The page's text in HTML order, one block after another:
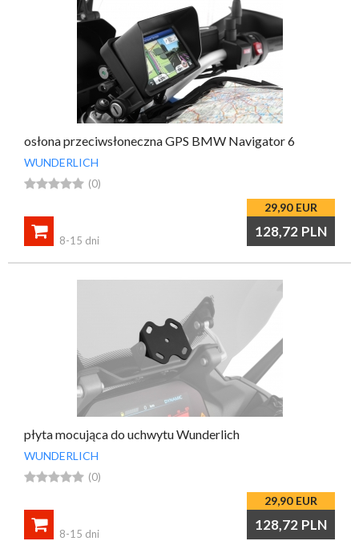
osłona przeciwsłoneczna GPS BMW Navigator 6
WUNDERLICH
 (0)
29,90 EUR
128,72 PLN

8-15 dni
płyta mocująca do uchwytu Wunderlich
WUNDERLICH
 (0)
29,90 EUR
128,72 PLN

8-15 dni